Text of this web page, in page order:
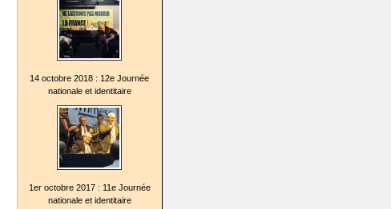
14 octobre 2018 : 12e Journée
nationale et identitaire
1er octobre 2017 : 11e Journée
nationale et identitaire